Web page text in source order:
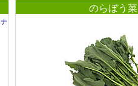
のらぼう菜